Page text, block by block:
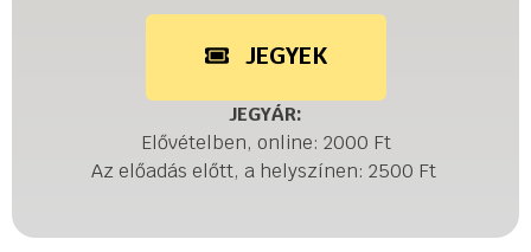
JEGYÁR:
Elővételben, online: 2000 Ft
Az előadás előtt, a helyszínen: 2500 Ft
JEGYEK